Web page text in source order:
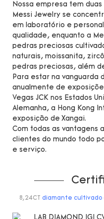
Nossa empresa tem
Messi Jewelry se
em laboratório e
qualidade, enquanto a
pedras preciosas
naturais, moissanita,
pedras preciosas, além
Para estar na vanguarda
anualmente de
Vegas JCK nos Estados
Alemanha, a Hong Kong
exposição de Xangai.
Com todas as vantagens
clientes do mundo todo
e serviço.
8,24CT diamante cultivado